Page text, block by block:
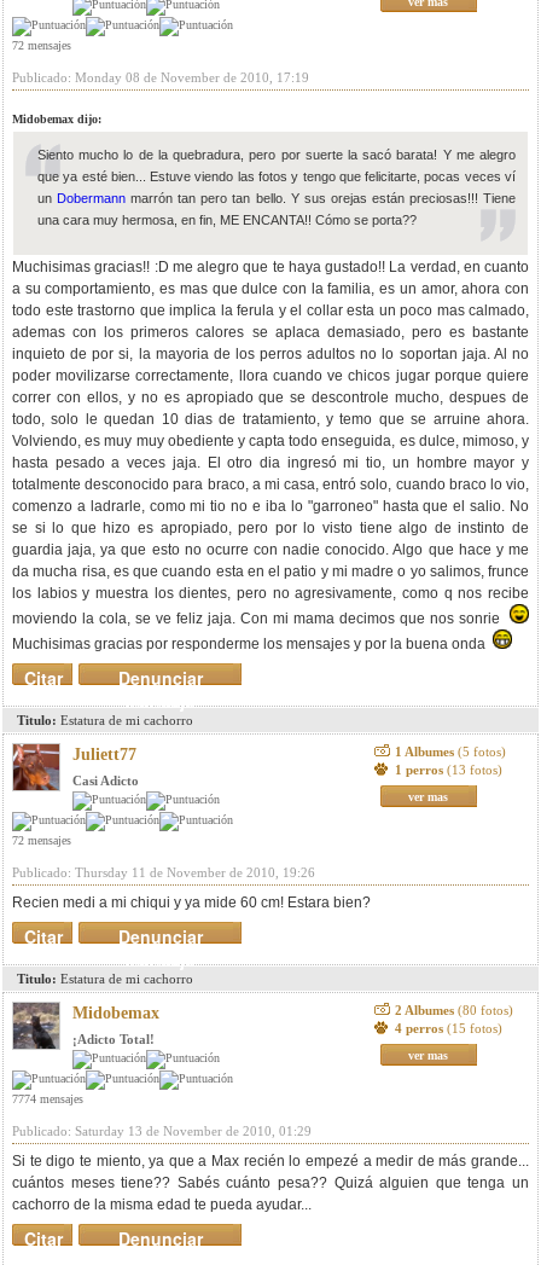
72 mensajes
Publicado: Monday 08 de November de 2010, 17:19
Midobemax dijo:
Siento mucho lo de la quebradura, pero por suerte la sacó barata! Y me alegro
que ya esté bien... Estuve viendo las fotos y tengo que felicitarte, pocas veces ví
un Dobermann marrón tan pero tan bello. Y sus orejas están preciosas!!! Tiene
una cara muy hermosa, en fin, ME ENCANTA!! Cómo se porta??
Muchisimas gracias!! :D me alegro que te haya gustado!! La verdad, en cuanto
a su comportamiento, es mas que dulce con la familia, es un amor, ahora con
todo este trastorno que implica la ferula y el collar esta un poco mas calmado,
ademas con los primeros calores se aplaca demasiado, pero es bastante
inquieto de por si, la mayoria de los perros adultos no lo soportan jaja. Al no
poder movilizarse correctamente, llora cuando ve chicos jugar porque quiere
correr con ellos, y no es apropiado que se descontrole mucho, despues de
todo, solo le quedan 10 dias de tratamiento, y temo que se arruine ahora.
Volviendo, es muy muy obediente y capta todo enseguida, es dulce, mimoso, y
hasta pesado a veces jaja. El otro dia ingresó mi tio, un hombre mayor y
totalmente desconocido para braco, a mi casa, entró solo, cuando braco lo vio,
comenzo a ladrarle, como mi tio no e iba lo "garroneo" hasta que el salio. No
se si lo que hizo es apropiado, pero por lo visto tiene algo de instinto de
guardia jaja, ya que esto no ocurre con nadie conocido. Algo que hace y me
da mucha risa, es que cuando esta en el patio y mi madre o yo salimos, frunce
los labios y muestra los dientes, pero no agresivamente, como q nos recibe
moviendo la cola, se ve feliz jaja. Con mi mama decimos que nos sonrie
Muchisimas gracias por responderme los mensajes y por la buena onda
Denunciar
mensaje
Citar
Titulo: Estatura de mi cachorro
Juliett77
Casi Adicto
72 mensajes
1 Albumes (5 fotos)
1 perros (13 fotos)
ver mas
Publicado: Thursday 11 de November de 2010, 19:26
Recien medi a mi chiqui y ya mide 60 cm! Estara bien?
Denunciar
mensaje
Citar
Titulo: Estatura de mi cachorro
Midobemax
¡Adicto Total!
7774 mensajes
2 Albumes (80 fotos)
4 perros (15 fotos)
ver mas
Publicado: Saturday 13 de November de 2010, 01:29
Si te digo te miento, ya que a Max recién lo empezé a medir de más grande...
cuántos meses tiene?? Sabés cuánto pesa?? Quizá alguien que tenga un
cachorro de la misma edad te pueda ayudar...
Denunciar
Citar